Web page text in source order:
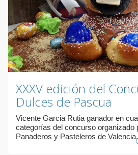
XXXV edición del
Dulces de Pascua
Vicente Garcia Rutia ganador en
categorías del concurso organizado
Panaderos y Pasteleros de Valencia.